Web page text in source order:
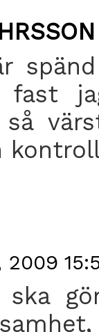
fast
så
2009
ska